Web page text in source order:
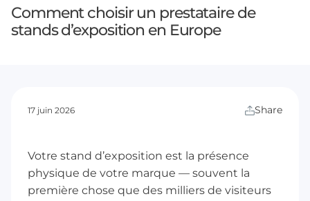
Comment choisir un prestataire de
stands d’exposition en Europe
17 juin 2026 Share
Votre stand d’exposition est la présence
physique de votre marque — souvent la
première chose que des milliers de visiteurs